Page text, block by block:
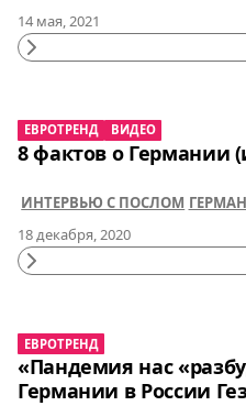
14 мая, 2021
Continue
ЕВРОТРЕНД ВИДЕО
8 фактов о Германии
ИНТЕРВЬЮ С ПОСЛОМ
18 декабря, 2020
Continue
ЕВРОТРЕНД
«Пандемия нас
Германии в России